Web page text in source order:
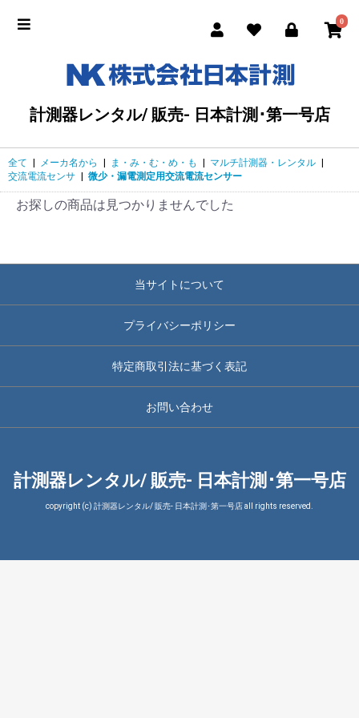
0
計測器レンタル/ 販売- 日本計測･第一号店
全て メーカ名から ま・み・む・め・も マルチ計測器・レンタル
交流電流センサ
微少・漏電測定用交流電流センサー
お探しの商品は見つかりませんでした
当サイトについて
プライバシーポリシー
特定商取引法に基づく表記
お問い合わせ
計測器レンタル/ 販売- 日本計測･第一号店
copyright (c) 計測器レンタル/ 販売- 日本計測･第一号店 all rights reserved.